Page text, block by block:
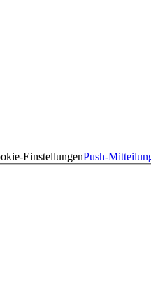
EinstellungenPush-